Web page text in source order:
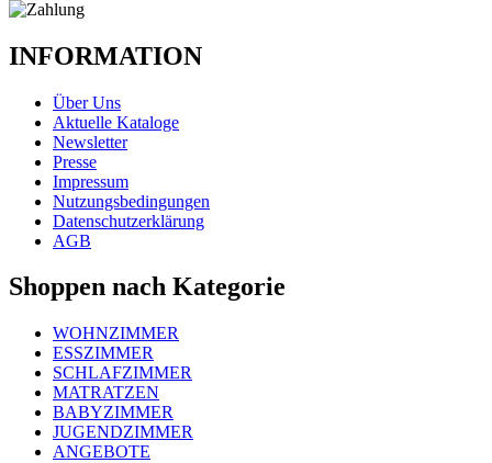
INFORMATION
Über Uns
Aktuelle Kataloge
Newsletter
Presse
Impressum
Nutzungsbedingungen
Datenschutzerklärung
AGB
Shoppen nach Kategorie
WOHNZIMMER
ESSZIMMER
SCHLAFZIMMER
MATRATZEN
BABYZIMMER
JUGENDZIMMER
ANGEBOTE